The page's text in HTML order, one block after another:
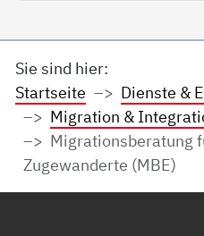
Sie sind hier:
Startseite
Dienste &
Migration &
Migrationsberatung
Zugewanderte (MBE)